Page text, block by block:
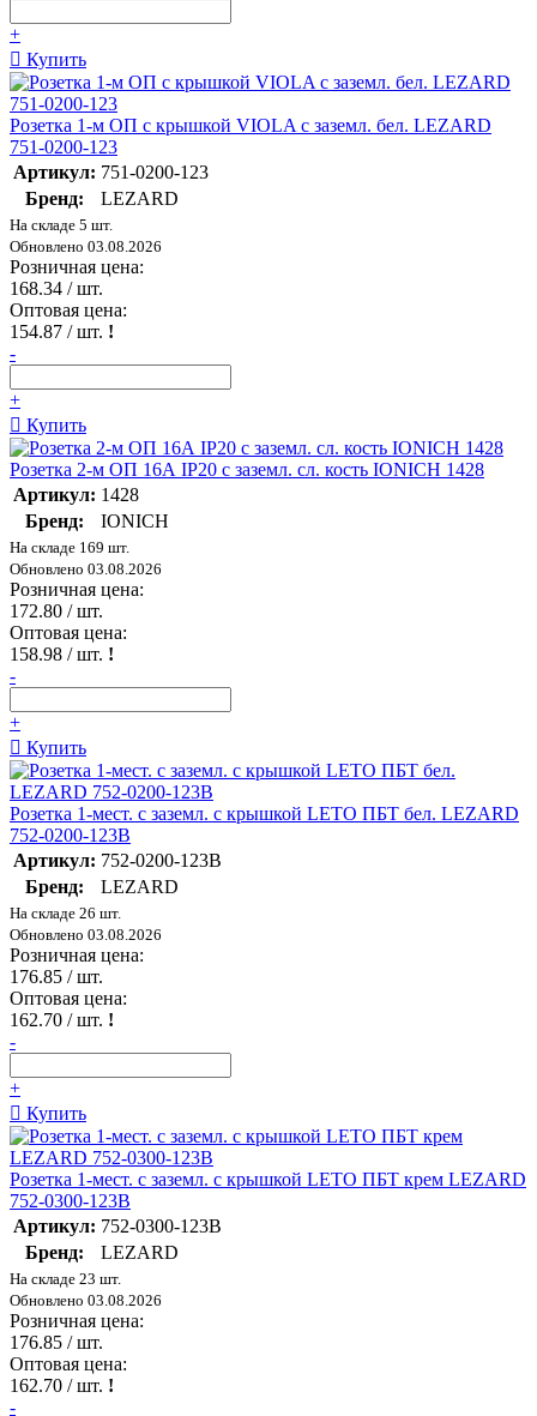
+
Купить
Розетка 1-м ОП с крышкой VIOLA с заземл. бел. LEZARD
751-0200-123
Артикул: 751-0200-123
Бренд:
LEZARD
На складе 5 шт.
Обновлено 03.08.2026
Розничная цена:
168.34 / шт.
Оптовая цена:
154.87 / шт. !
-
+
Купить
Розетка 2-м ОП 16А IP20 с заземл. сл. кость IONICH 1428
Артикул: 1428
Бренд:
IONICH
На складе 169 шт.
Обновлено 03.08.2026
Розничная цена:
172.80 / шт.
Оптовая цена:
158.98 / шт. !
-
+
Купить
Розетка 1-мест. с заземл. с крышкой LETO ПБТ бел. LEZARD
752-0200-123B
Артикул: 752-0200-123B
Бренд:
LEZARD
На складе 26 шт.
Обновлено 03.08.2026
Розничная цена:
176.85 / шт.
Оптовая цена:
162.70 / шт. !
-
+
Купить
Розетка 1-мест. с заземл. с крышкой LETO ПБТ крем LEZARD
752-0300-123B
Артикул: 752-0300-123B
Бренд:
LEZARD
На складе 23 шт.
Обновлено 03.08.2026
Розничная цена:
176.85 / шт.
Оптовая цена:
162.70 / шт. !
-